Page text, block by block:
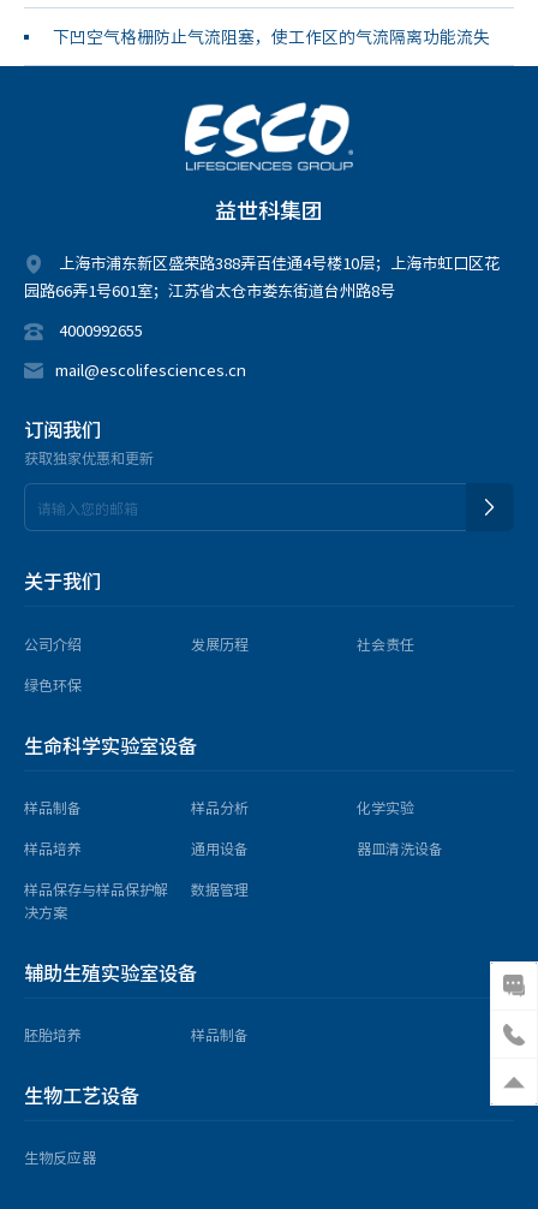
下凹空气格栅防止气流阻塞，使工作区的气流隔离功能流失
益世科集团
上海市浦东新区盛荣路388弄百佳通4号楼10层；上海市虹口区花
园路66弄1号601室；江苏省太仓市娄东街道台州路8号
4000992655
mail@escolifesciences.cn
订阅我们
获取独家优惠和更新
关于我们
公司介绍 发展历程
社会责任
绿色环保
生命科学实验室设备
样品制备 样品分析
化学实验
样品培养
通用设备
器皿清洗设备
样品保存与样品保护解
决方案
数据管理
辅助生殖实验室设备
胚胎培养 样品制备
生物工艺设备
生物反应器